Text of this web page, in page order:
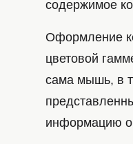
содержимое
Оформление
цветовой
сама мышь, в
информацию о